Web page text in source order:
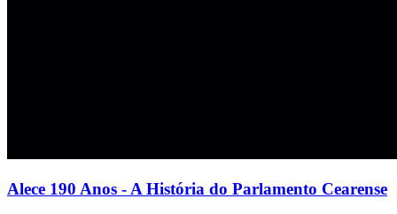
Alece 190 Anos - A História do Parlamento Cearense